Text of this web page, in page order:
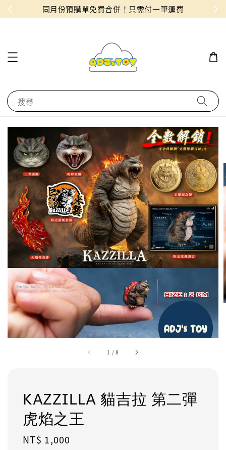
！ 同月份預購單免費合併！只需付一筆運費
搜尋
1 /8
KAZZILLA 貓吉拉 第二彈
虎焰之王
Regular
NT$ 1,000